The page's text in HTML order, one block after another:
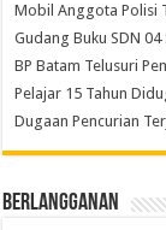
Mobil Anggota Polisi
Gudang Buku SDN
BP Batam Telusuri
Pelajar 15 Tahun
Dugaan Pencurian
Berlangganan